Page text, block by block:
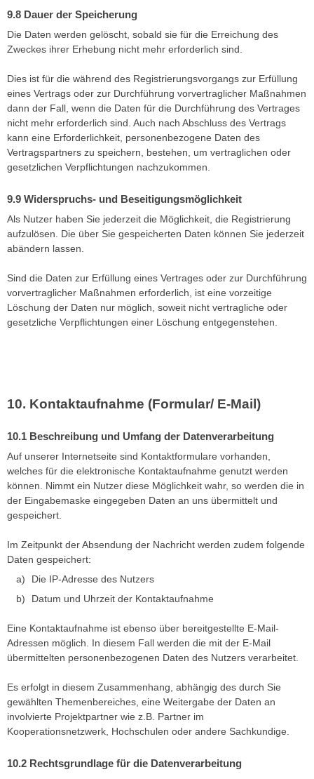
Dauer der Speicherung
Die Daten werden gelöscht, sobald sie für die Erreichung des
Zweckes ihrer Erhebung nicht mehr erforderlich sind.
Dies ist für die während des Registrierungsvorgangs zur Erfüllung
eines Vertrags oder zur Durchführung vorvertraglicher Maßnahmen
dann der Fall, wenn die Daten für die Durchführung des Vertrages
nicht mehr erforderlich sind. Auch nach Abschluss des Vertrags
kann eine Erforderlichkeit, personenbezogene Daten des
Vertragspartners zu speichern, bestehen, um vertraglichen oder
gesetzlichen Verpflichtungen nachzukommen.
Widerspruchs- und Beseitigungsmöglichkeit
Als Nutzer haben Sie jederzeit die Möglichkeit, die Registrierung
aufzulösen. Die über Sie gespeicherten Daten können Sie jederzeit
abändern lassen.
Sind die Daten zur Erfüllung eines Vertrages oder zur Durchführung
vorvertraglicher Maßnahmen erforderlich, ist eine vorzeitige
Löschung der Daten nur möglich, soweit nicht vertragliche oder
gesetzliche Verpflichtungen einer Löschung entgegenstehen.
Kontaktaufnahme (Formular/ E-Mail)
Beschreibung und Umfang der Datenverarbeitung
Auf unserer Internetseite sind Kontaktformulare vorhanden,
welches für die elektronische Kontaktaufnahme genutzt werden
können. Nimmt ein Nutzer diese Möglichkeit wahr, so werden die in
der Eingabemaske eingegeben Daten an uns übermittelt und
gespeichert.
Im Zeitpunkt der Absendung der Nachricht werden zudem folgende
Daten gespeichert:
Die IP-Adresse des Nutzers
Datum und Uhrzeit der Kontaktaufnahme
Eine Kontaktaufnahme ist ebenso über bereitgestellte E-Mail-
Adressen möglich. In diesem Fall werden die mit der E-Mail
übermittelten personenbezogenen Daten des Nutzers verarbeitet.
Es erfolgt in diesem Zusammenhang, abhängig des durch Sie
gewählten Themenbereiches, eine Weitergabe der Daten an
involvierte Projektpartner wie z.B. Partner im
Kooperationsnetzwerk, Hochschulen oder andere Sachkundige.
Rechtsgrundlage für die Datenverarbeitung